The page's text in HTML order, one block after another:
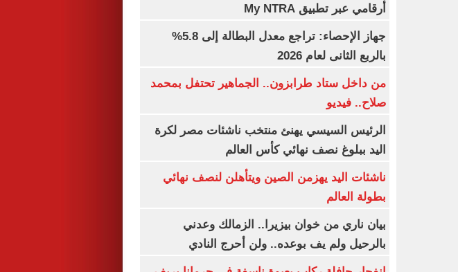
أرقامي عبر تطبيق My NTRA
جهاز الإحصاء: تراجع معدل البطالة إلى 5.8%
بالربع الثانى لعام 2026
من داخل ستاد طرابزون.. الجماهير تحتفل بمحمد
صلاح.. فيديو
الرئيس السيسي يهنئ منتخب ناشئات مصر لكرة
اليد ببلوغ نصف نهائي كأس العالم
ناشئات اليد يهزمن الصين ويتأهلن لنصف نهائي
بطولة العالم
بيان ناري من خوان بيزيرا.. الزمالك وعدني
بالرحيل ولم يف بوعده.. ولن أحرج النادي